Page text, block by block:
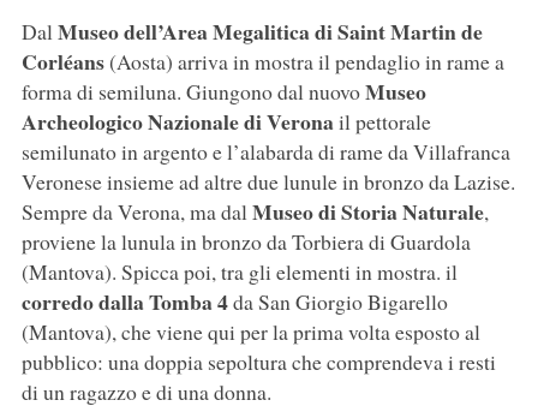
DalMuseo dell’Area Megalitica di Saint Martin de
Corléans(Aosta) arriva in mostra il pendaglio in rame a
forma di semiluna. Giungono dal nuovoMuseo
Archeologico Nazionale di Veronail pettorale
semilunato in argento e l’alabarda di rame da Villafranca
Veronese insieme ad altre due lunule in bronzo da Lazise.
Sempre da Verona, ma dalMuseo di Storia Naturale,
proviene la lunula in bronzo da Torbiera di Guardola
(Mantova). Spicca poi, tra gli elementi in mostra. il
corredo dalla Tomba 4da San Giorgio Bigarello
(Mantova), che viene qui per la prima volta esposto al
pubblico: una doppia sepoltura che comprendeva i resti
di un ragazzo e di una donna.